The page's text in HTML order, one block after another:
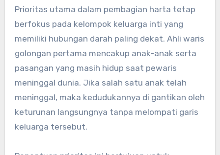
Prioritas utama dalam pembagian harta tetap
berfokus pada kelompok keluarga inti yang
memiliki hubungan darah paling dekat. Ahli waris
golongan pertama mencakup anak-anak serta
pasangan yang masih hidup saat pewaris
meninggal dunia. Jika salah satu anak telah
meninggal, maka kedudukannya di gantikan oleh
keturunan langsungnya tanpa melompati garis
keluarga tersebut.